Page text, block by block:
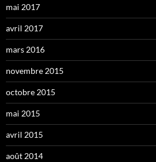
mai 2017
avril 2017
mars 2016
novembre 2015
octobre 2015
mai 2015
avril 2015
août 2014